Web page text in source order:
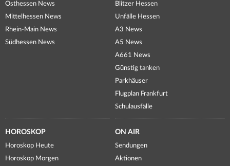
Osthessen News
Mittelhessen News
Rhein-Main News
Südhessen News
Blitzer Hessen
Unfälle Hessen
A3 News
A5 News
A661 News
Günstig tanken
Parkhäuser
Flugplan Frankfurt
Schulausfälle
HOROSKOP
Horoskop Heute
Horoskop Morgen
ON AIR
Sendungen
Aktionen